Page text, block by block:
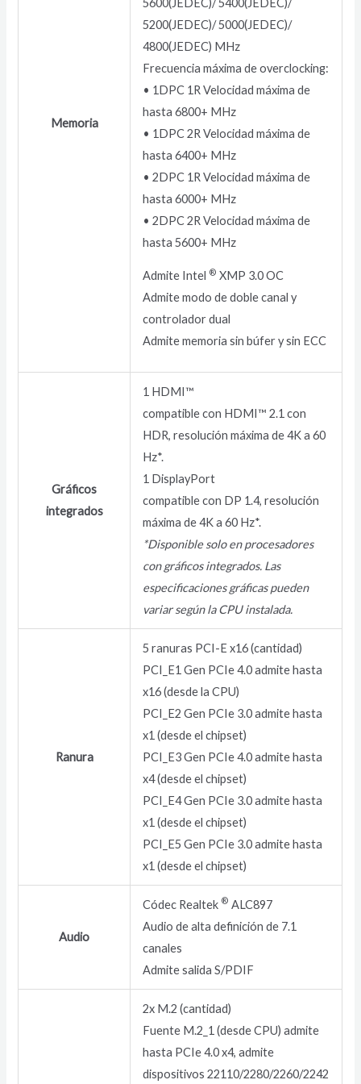
Memoria
5200(JEDEC)/ 5000(JEDEC)/
4800(JEDEC) MHz
Frecuencia máxima de overclocking:
• 1DPC 1R Velocidad máxima de
hasta 6800+ MHz
• 1DPC 2R Velocidad máxima de
hasta 6400+ MHz
• 2DPC 1R Velocidad máxima de
hasta 6000+ MHz
• 2DPC 2R Velocidad máxima de
hasta 5600+ MHz
Admite Intel ® XMP 3.0 OC
Admite modo de doble canal y
controlador dual
Admite memoria sin búfer y sin ECC
Gráficos
integrados
1 HDMI™
compatible con HDMI™ 2.1 con
HDR, resolución máxima de 4K a 60
Hz*.
1 DisplayPort
compatible con DP 1.4, resolución
máxima de 4K a 60 Hz*.
*Disponible solo en procesadores
con gráficos integrados. Las
especificaciones gráficas pueden
variar según la CPU instalada.
Ranura
5 ranuras PCI-E x16 (cantidad)
PCI_E1 Gen PCIe 4.0 admite hasta
x16 (desde la CPU)
PCI_E2 Gen PCIe 3.0 admite hasta
x1 (desde el chipset)
PCI_E3 Gen PCIe 4.0 admite hasta
x4 (desde el chipset)
PCI_E4 Gen PCIe 3.0 admite hasta
x1 (desde el chipset)
PCI_E5 Gen PCIe 3.0 admite hasta
x1 (desde el chipset)
Audio
Códec Realtek ® ALC897
Audio de alta definición de 7.1
canales
Admite salida S/PDIF
2x M.2 (cantidad)
Fuente M.2_1 (desde CPU) admite
hasta PCIe 4.0 x4, admite
dispositivos 22110/2280/2260/2242